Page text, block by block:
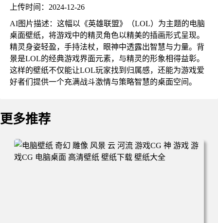
上传时间：2024-12-26
AI图片描述：这幅以《英雄联盟》（LOL）为主题的电脑
桌面壁纸，将游戏中的精灵角色以精美的插画形式呈现。
精灵身姿轻盈，手持法杖，眼神中透露出智慧与力量。背
景是LOL的经典游戏界面元素，与精灵的形象相得益彰。
这样的壁纸不仅能让LOL玩家找到归属感，还能为游戏爱
好者们提供一个充满战斗激情与策略智慧的桌面空间。
更多推荐